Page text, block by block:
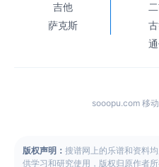
吉他
萨克斯
sooopu.com 移
版权声明： 搜谱网上的乐谱和资料
供学习和研究使用，版权归原作者